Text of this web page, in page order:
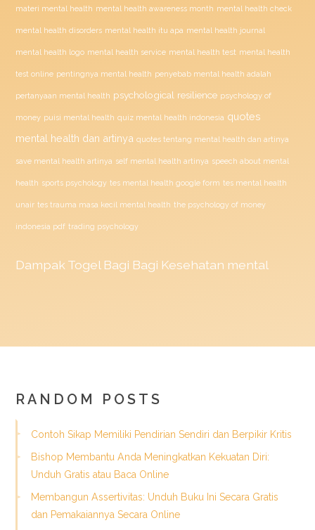
materi mental health mental health awareness month mental health check
mental health disorders mental health itu apa mental health journal
mental health logo mental health service mental health test mental health
test online pentingnya mental health penyebab mental health adalah
pertanyaan mental health psychological resilience psychology of
money puisi mental health quiz mental health indonesia quotes
mental health dan artinya quotes tentang mental health dan artinya
save mental health artinya self mental health artinya speech about mental
health sports psychology tes mental health google form tes mental health
unair tes trauma masa kecil mental health the psychology of money
indonesia pdf trading psychology
Dampak Togel Bagi Bagi Kesehatan mental
RANDOM POSTS
Contoh Sikap Memiliki Pendirian Sendiri dan Berpikir Kritis
Bishop Membantu Anda Meningkatkan Kekuatan Diri:
Unduh Gratis atau Baca Online
Membangun Assertivitas: Unduh Buku Ini Secara Gratis
dan Pemakaiannya Secara Online